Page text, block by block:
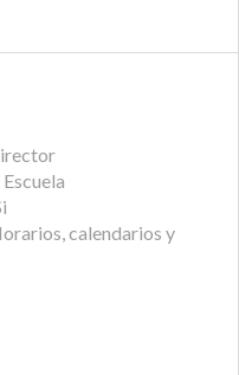
calendarios y